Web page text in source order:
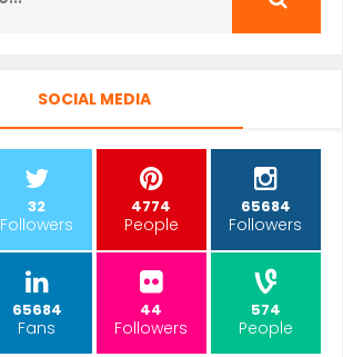
SOCIAL MEDIA
32
Followers
4774
People
65684
Followers
65684
Fans
44
Followers
574
People